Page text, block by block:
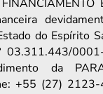
do Espírito
03.311.443/
da
+55 (27)